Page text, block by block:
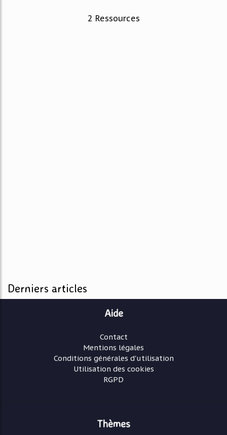
2 Ressources
Derniers articles
Aide
Contact
Mentions légales
Conditions générales d'utilisation
Utilisation des cookies
RGPD
Thèmes